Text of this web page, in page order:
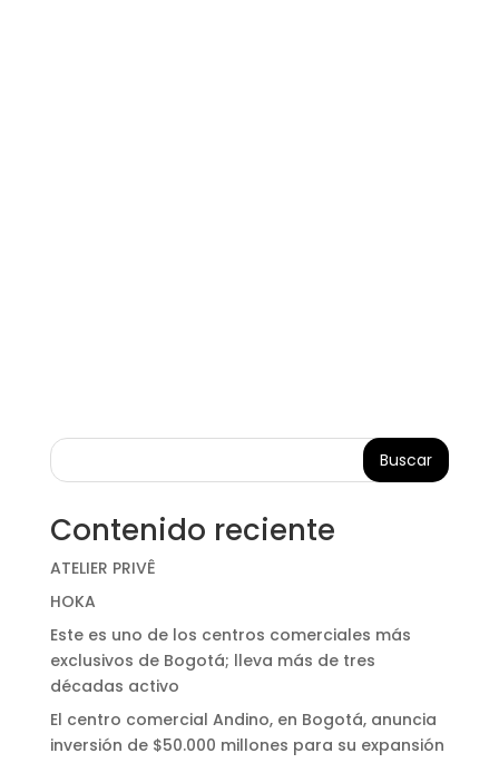
Buscar
Contenido reciente
ATELIER PRIVÊ
HOKA
Este es uno de los centros comerciales más
exclusivos de Bogotá; lleva más de tres
décadas activo
El centro comercial Andino, en Bogotá, anuncia
inversión de $50.000 millones para su expansión